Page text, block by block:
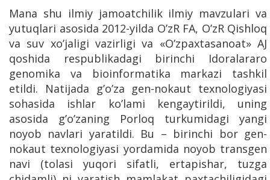
Mana shu ilmiy jamoatchilik ilmiy mavzulari va
yutuqlari asosida 2012-yilda O’zR FA, O’zR Qishloq
va suv xo’jaligi vazirligi va «O’zpaxtasanoat» AJ
qoshida respublikadagi birinchi Idoralararo
genomika va bioinformatika markazi tashkil
etildi. Natijada g’o’za gen-nokaut texnologiyasi
sohasida ishlar ko’lami kengaytirildi, uning
asosida g’o’zaning Porloq turkumidagi yangi
noyob navlari yaratildi. Bu – birinchi bor gen-
nokaut texnologiyasi yordamida noyob transgen
navi (tolasi yuqori sifatli, ertapishar, tuzga